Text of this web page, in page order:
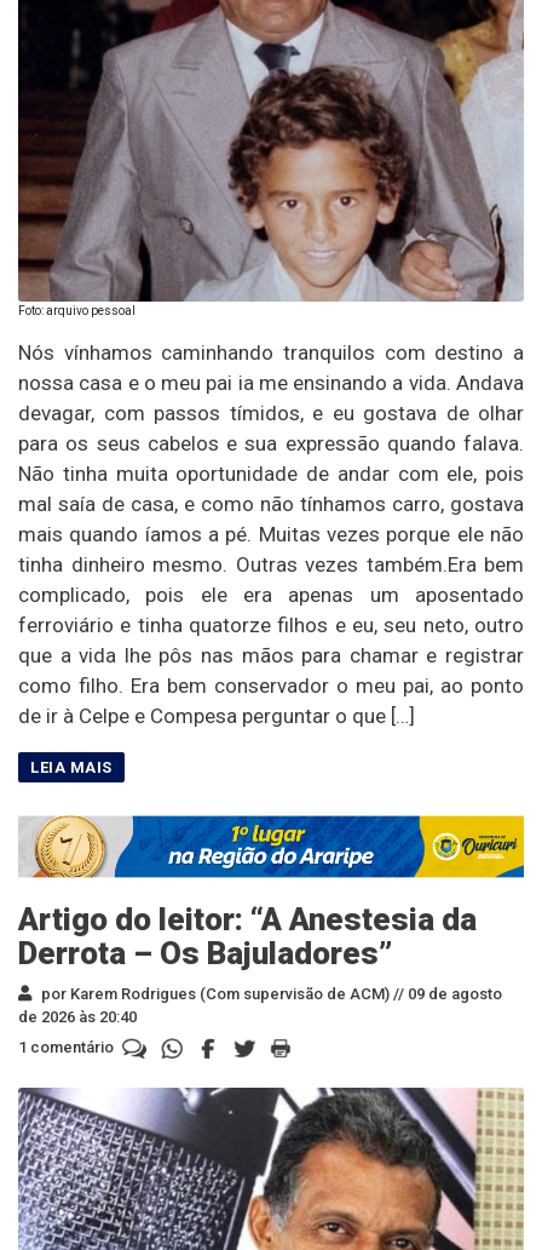
Foto: arquivo pessoal
Nós vínhamos caminhando tranquilos com destino a
nossa casa e o meu pai ia me ensinando a vida. Andava
devagar, com passos tímidos, e eu gostava de olhar
para os seus cabelos e sua expressão quando falava.
Não tinha muita oportunidade de andar com ele, pois
mal saía de casa, e como não tínhamos carro, gostava
mais quando íamos a pé. Muitas vezes porque ele não
tinha dinheiro mesmo. Outras vezes também.Era bem
complicado, pois ele era apenas um aposentado
ferroviário e tinha quatorze filhos e eu, seu neto, outro
que a vida lhe pôs nas mãos para chamar e registrar
como filho. Era bem conservador o meu pai, ao ponto
de ir à Celpe e Compesa perguntar o que […]
Artigo do leitor: “A Anestesia da
Derrota – Os Bajuladores”
por Karem Rodrigues (Com supervisão de ACM) // 09 de agosto
de 2026 às 20:40
1 comentário